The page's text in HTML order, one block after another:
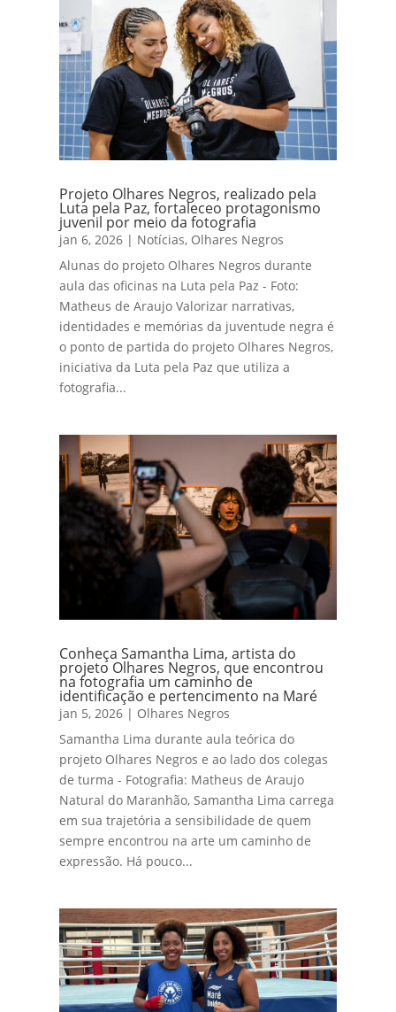
Projeto Olhares Negros, realizado pela
Luta pela Paz, fortaleceo protagonismo
juvenil por meio da fotografia
jan 6, 2026 | Notícias, Olhares Negros
Alunas do projeto Olhares Negros durante
aula das oficinas na Luta pela Paz - Foto:
Matheus de Araujo Valorizar narrativas,
identidades e memórias da juventude negra é
o ponto de partida do projeto Olhares Negros,
iniciativa da Luta pela Paz que utiliza a
fotografia...
Conheça Samantha Lima, artista do
projeto Olhares Negros, que encontrou
na fotografia um caminho de
identificação e pertencimento na Maré
jan 5, 2026 | Olhares Negros
Samantha Lima durante aula teórica do
projeto Olhares Negros e ao lado dos colegas
de turma - Fotografia: Matheus de Araujo
Natural do Maranhão, Samantha Lima carrega
em sua trajetória a sensibilidade de quem
sempre encontrou na arte um caminho de
expressão. Há pouco...